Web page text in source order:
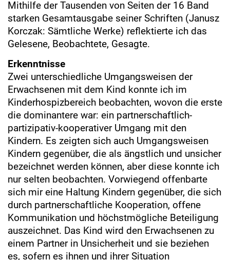
Mithilfe der Tausenden von Seiten der 16 Band
starken Gesamtausgabe seiner Schriften (Janusz
Korczak: Sämtliche Werke) reflektierte ich das
Gelesene, Beobachtete, Gesagte.
Erkenntnisse
Zwei unterschiedliche Umgangsweisen der
Erwachsenen mit dem Kind konnte ich im
Kinderhospizbereich beobachten, wovon die erste
die dominantere war: ein partnerschaftlich-
partizipativ-kooperativer Umgang mit den
Kindern. Es zeigten sich auch Umgangsweisen
Kindern gegenüber, die als ängstlich und unsicher
bezeichnet werden können, aber diese konnte ich
nur selten beobachten. Vorwiegend offenbarte
sich mir eine Haltung Kindern gegenüber, die sich
durch partnerschaftliche Kooperation, offene
Kommunikation und höchstmögliche Beteiligung
auszeichnet. Das Kind wird den Erwachsenen zu
einem Partner in Unsicherheit und sie beziehen
es, sofern es ihnen und ihrer Situation